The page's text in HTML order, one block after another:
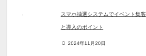
スマホ抽選システムでイベント集
と導入のポイント
2024年11月20日